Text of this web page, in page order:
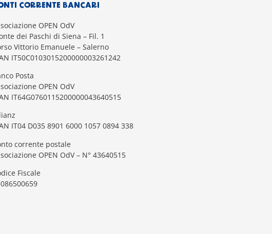
CORRENTE BANCARI
OPEN OdV
dei Paschi di Siena – Fil. 1
Vittorio Emanuele – Salerno
IT50C0103015200000003261242
Posta
OPEN OdV
IT64G0760115200000043640515
IT04 D035 8901 6000 1057 0894 338
corrente postale
OPEN OdV – N° 43640515
Fiscale